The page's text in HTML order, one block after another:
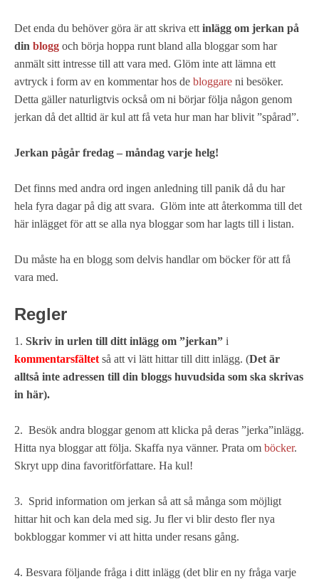
Det enda du behöver göra är att skriva ett inlägg om jerkan på
din blogg och börja hoppa runt bland alla bloggar som har
anmält sitt intresse till att vara med. Glöm inte att lämna ett
avtryck i form av en kommentar hos de bloggare ni besöker.
Detta gäller naturligtvis också om ni börjar följa någon genom
jerkan då det alltid är kul att få veta hur man har blivit ”spårad”.
Jerkan pågår fredag – måndag varje helg!
Det finns med andra ord ingen anledning till panik då du har
hela fyra dagar på dig att svara. Glöm inte att återkomma till det
här inlägget för att se alla nya bloggar som har lagts till i listan.
Du måste ha en blogg som delvis handlar om böcker för att få
vara med.
Regler
1. Skriv in urlen till ditt inlägg om ”jerkan” i
kommentarsfältet så att vi lätt hittar till ditt inlägg. (Det är
alltså inte adressen till din bloggs huvudsida som ska skrivas
in här).
2. Besök andra bloggar genom att klicka på deras ”jerka”inlägg.
Hitta nya bloggar att följa. Skaffa nya vänner. Prata om böcker.
Skryt upp dina favoritförfattare. Ha kul!
3. Sprid information om jerkan så att så många som möjligt
hittar hit och kan dela med sig. Ju fler vi blir desto fler nya
bokbloggar kommer vi att hitta under resans gång.
4. Besvara följande fråga i ditt inlägg (det blir en ny fråga varje